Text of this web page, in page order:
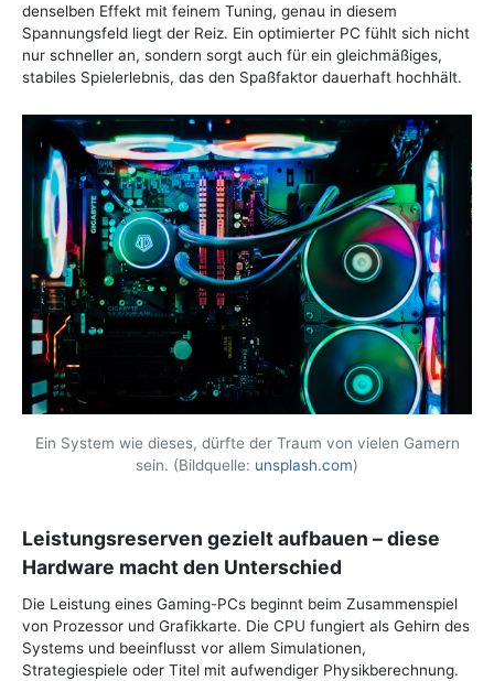
denselben Effekt mit feinem Tuning, genau in diesem
Spannungsfeld liegt der Reiz. Ein optimierter PC fühlt sich nicht
nur schneller an, sondern sorgt auch für ein gleichmäßiges,
stabiles Spielerlebnis, das den Spaßfaktor dauerhaft hochhält.
Ein System wie dieses, dürfte der Traum von vielen Gamern
sein. (Bildquelle: unsplash.com)
Leistungsreserven gezielt aufbauen – diese
Hardware macht den Unterschied
Die Leistung eines Gaming-PCs beginnt beim Zusammenspiel
von Prozessor und Grafikkarte. Die CPU fungiert als Gehirn des
Systems und beeinflusst vor allem Simulationen,
Strategiespiele oder Titel mit aufwendiger Physikberechnung.